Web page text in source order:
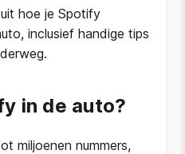
hoe je Spotify
inclusief handige tips
in de auto?
miljoenen nummers,